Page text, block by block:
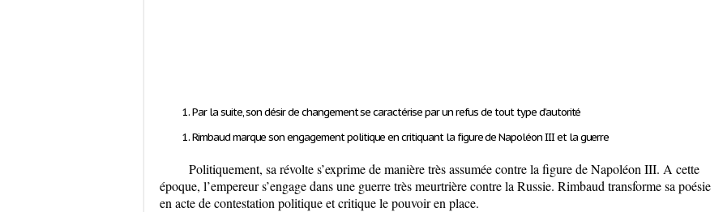
Par la suite, son désir de changement se caractérise par un refus de tout type d’autorité
Rimbaud marque son engagement politique encritiquant la figure de Napoléon III et la guerre
Politiquement, sa révolte s’exprime de manière très assumée contre la figure de Napoléon III. A cette
époque, l’empereur s’engage dans une guerre très meurtrière contre la Russie. Rimbaud transforme sa poésie
en acte de contestation politique et critique le pouvoir en place.